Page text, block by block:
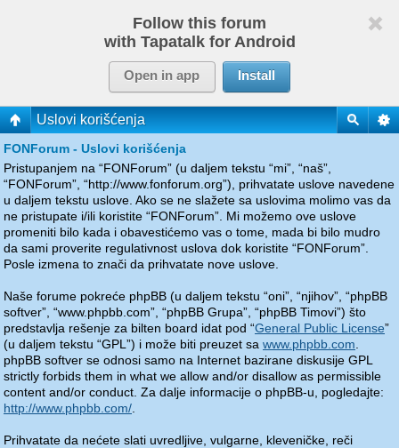
Follow this forum
with Tapatalk for Android
Open in app Install
Uslovi korišćenja
FONForum - Uslovi korišćenja
Pristupanjem na “FONForum” (u daljem tekstu “mi”, “naš”,
“FONForum”, “http://www.fonforum.org”), prihvatate uslove navedene
u daljem tekstu uslove. Ako se ne slažete sa uslovima molimo vas da
ne pristupate i/ili koristite “FONForum”. Mi možemo ove uslove
promeniti bilo kada i obavestićemo vas o tome, mada bi bilo mudro
da sami proverite regulativnost uslova dok koristite “FONForum”.
Posle izmena to znači da prihvatate nove uslove.
Naše forume pokreće phpBB (u daljem tekstu “oni”, “njihov”, “phpBB
softver”, “www.phpbb.com”, “phpBB Grupa”, “phpBB Timovi”) što
predstavlja rešenje za bilten board idat pod “General Public License”
(u daljem tekstu “GPL”) i može biti preuzet sa www.phpbb.com
phpBB softver se odnosi samo na Internet bazirane diskusije GPL
strictly forbids them in what we allow and/or disallow as permissible
content and/or conduct. Za dalje informacije o phpBB-u, pogledajte:
http://www.phpbb.com/
Prihvatate da nećete slati uvredljive, vulgarne, kleveničke, reči